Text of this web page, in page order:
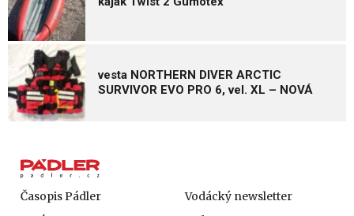
vesta NORTHERN DIVER ARCTIC
SURVIVOR EVO PRO 6, vel. XL – NOVÁ
Časopis Pádler
Vodácký newsletter